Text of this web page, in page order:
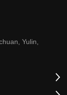
Yulin,